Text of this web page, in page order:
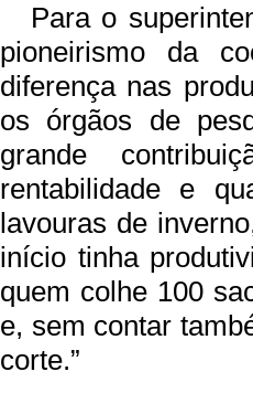
Para o
pioneirismo da
diferença nas
os órgãos de
grande
rentabilidade e
lavouras de
início tinha
quem colhe 100
e, sem contar
corte.”